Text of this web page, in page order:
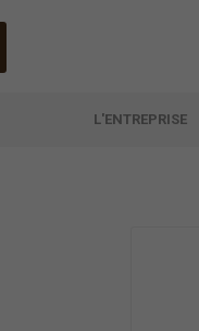
L'ENTREPRISE